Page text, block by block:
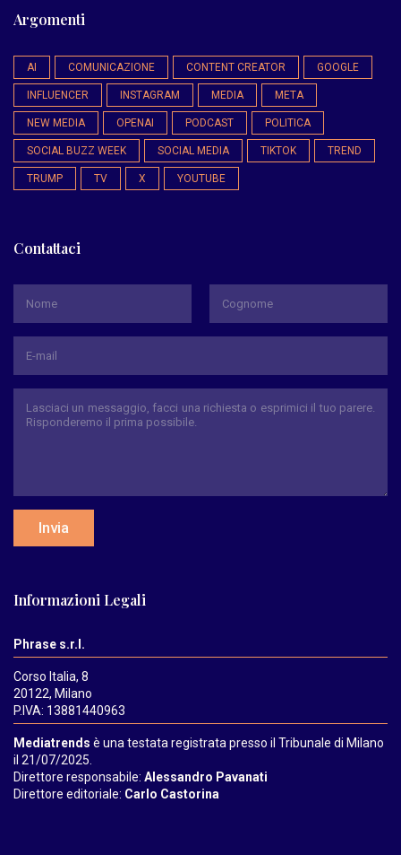
Argomenti
AI COMUNICAZIONE CONTENT CREATOR GOOGLE
INFLUENCER INSTAGRAM MEDIA META
NEW MEDIA OPENAI PODCAST POLITICA
SOCIAL BUZZ WEEK SOCIAL MEDIA TIKTOK TREND
TRUMP TV X YOUTUBE
Contattaci
Invia
Informazioni Legali
Phrase s.r.l.
Corso Italia, 8
20122, Milano
P.IVA: 13881440963
Mediatrends è una testata registrata presso il Tribunale di Milano
il 21/07/2025.
Direttore responsabile: Alessandro Pavanati
Direttore editoriale: Carlo Castorina